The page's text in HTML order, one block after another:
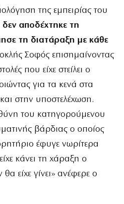
της εμπειρίας του
αποδέχτηκε τη
τη διατάραξη με κάθε
Σοφός επισημαίνοντας
που είχε στείλει ο
για τα κενά στα
στην υποστελέχωση.
του κατηγορούμενου
βάρδιας ο οποίος
έφυγε νωρίτερα
κάνει τη χάραξη ο
θα είχε γίνει» ανέφερε ο